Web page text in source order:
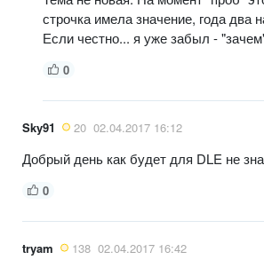
строчка имела значение, года два
Если честно... я уже забыл -
0
Sky91 20 02.04.2017 16:12
Добрый день как будет для DLE не
0
tryam 138 02.04.2017 16:42